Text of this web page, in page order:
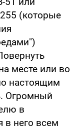
(которые
месте или во
настоящим
Огромный
в
в него всем